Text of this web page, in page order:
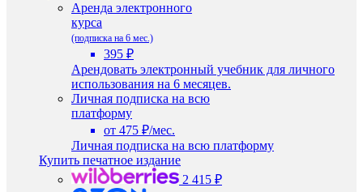
Аренда электронного
курса
(подписка на 6 мес.)
395 ₽
Арендовать электронный учебник для личного
использования на 6 месяцев.
Личная подписка на всю
платформу
от 475 ₽/мес.
Личная подписка на всю платформу
Купить печатное издание
2 415 ₽